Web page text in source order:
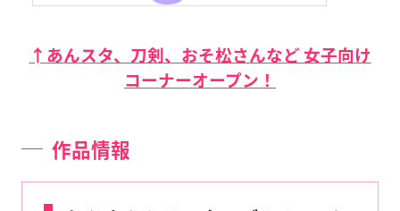
↑あんスタ、刀剣、おそ松さんなど 女子向け
コーナーオープン！
作品情報